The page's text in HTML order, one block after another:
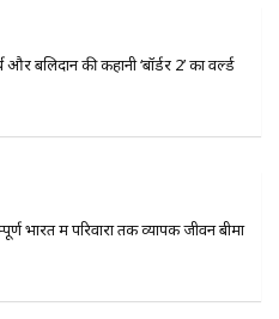
बलिदान की कहानी ‘बॉर्डर 2’ का वर्ल्ड
में परिवारों तक व्यापक जीवन बीमा